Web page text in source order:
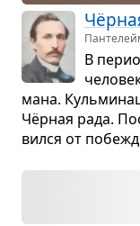
В
мана.
Чёр­ная рада.
вился от